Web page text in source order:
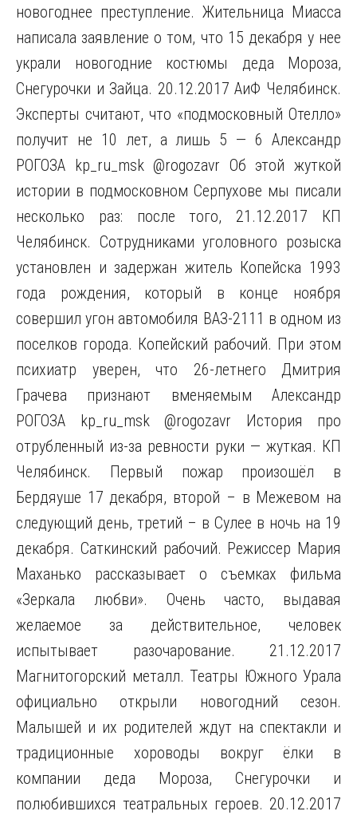
новогоднее преступление. Жительница Миасса
написала заявление о том, что 15 декабря у нее
украли новогодние костюмы деда Мороза,
Снегурочки и Зайца. 20.12.2017 АиФ Челябинск.
Эксперты считают, что «подмосковный Отелло»
получит не 10 лет, а лишь 5 — 6 Александр
РОГОЗА kp_ru_msk @rogozavr Об этой жуткой
истории в подмосковном Серпухове мы писали
несколько раз: после того, 21.12.2017 КП
Челябинск. Сотрудниками уголовного розыска
установлен и задержан житель Копейска 1993
года рождения, который в конце ноября
совершил угон автомобиля ВАЗ-2111 в одном из
поселков города. Копейский рабочий. При этом
психиатр уверен, что 26-летнего Дмитрия
Грачева признают вменяемым Александр
РОГОЗА kp_ru_msk @rogozavr История про
отрубленный из-за ревности руки — жуткая. КП
Челябинск. Первый пожар произошёл в
Бердяуше 17 декабря, второй – в Межевом на
следующий день, третий – в Сулее в ночь на 19
декабря. Саткинский рабочий. Режиссер Мария
Маханько рассказывает о съемках фильма
«Зеркала любви». Очень часто, выдавая
желаемое за действительное, человек
испытывает разочарование. 21.12.2017
Магнитогорский металл. Театры Южного Урала
официально открыли новогодний сезон.
Малышей и их родителей ждут на спектакли и
традиционные хороводы вокруг ёлки в
компании деда Мороза, Снегурочки и
полюбившихся театральных героев. 20.12.2017